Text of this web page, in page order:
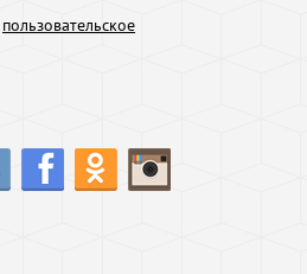
пользовательское